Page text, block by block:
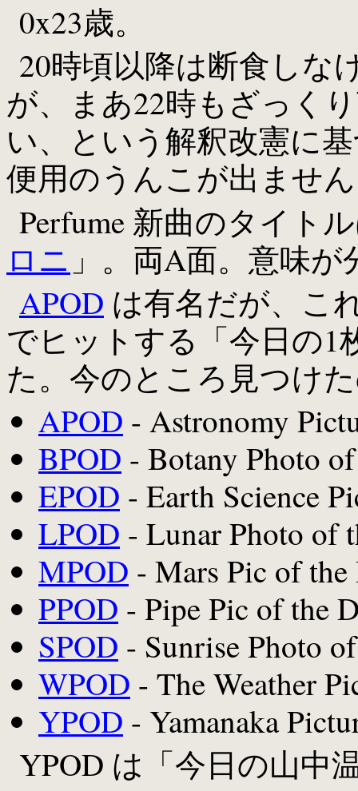
0x23歳。
20時頃以降は断食しな
が、まあ22時もざっく
い、という解釈改憲に
便用のうんこが出ませ
Perfume 新曲のタイト
ロニ 」。両A面。意味
APOD は有名だが、こ
でヒットする「今日の1
た。今のところ見つけ
APOD - Astronomy
BPOD - Botany Photo
EPOD - Earth Science
LPOD - Lunar Photo of
MPOD - Mars Pic of the
PPOD - Pipe Pic of the
SPOD - Sunrise Photo
WPOD - The Weather
YPOD - Yamanaka
YPOD は「今日の山中